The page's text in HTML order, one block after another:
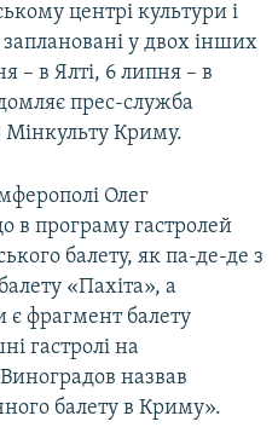
центрі культури і
у двох інших
– в Ялті, 6 липня – в
прес-служба
Криму.
Олег
в програму гастролей
балету, як па-де-де з
«Пахіта», а
є фрагмент балету
гастролі на
назвав
балету в Криму».